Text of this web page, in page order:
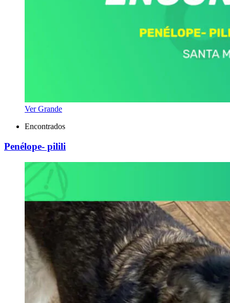
Ver Grande
Encontrados
Penélope- pilili